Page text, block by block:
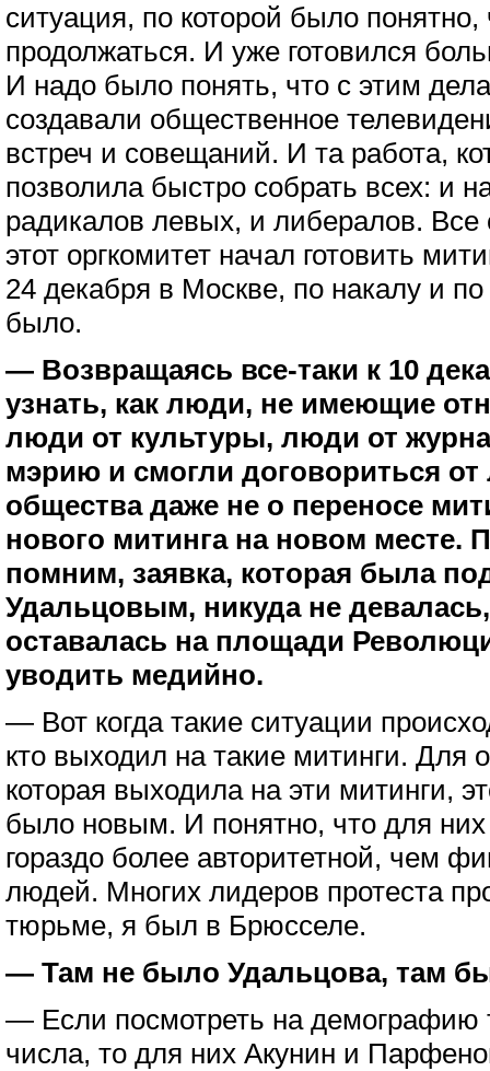
ситуация, по которой было понятно,
продолжаться. И уже готовился
И надо было понять, что с этим
создавали общественное
встреч и совещаний. И та работа,
позволила быстро собрать всех: и
радикалов левых, и либералов.
этот оргкомитет начал готовить
24 декабря в Москве, по накалу и
было.
— Возвращаясь все-таки к 10
узнать, как люди, не имеющие
люди от культуры, люди от
мэрию и смогли договориться от
общества даже не о переносе
нового митинга на новом месте.
помним, заявка, которая была
Удальцовым, никуда не
оставалась на площади
уводить медийно.
— Вот когда такие ситуации
кто выходил на такие митинги. Для
которая выходила на эти митинги,
было новым. И понятно, что для
гораздо более авторитетной, чем
людей. Многих лидеров протеста
тюрьме, я был в Брюсселе.
— Там не было Удальцова, там
— Если посмотреть на демографию
числа, то для них Акунин и